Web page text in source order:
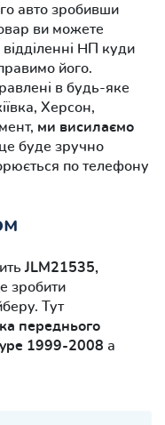
авто зробивши
ви можете
НП куди
його.
в будь-яке
Херсон,
ми висилаємо
буде зручно
по телефону
JLM21535,
зробити
Тут
переднього
1999-2008 а